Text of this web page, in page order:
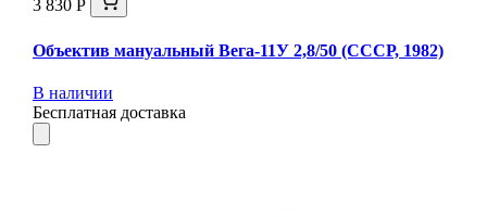
3 830 Р
Объектив мануальный Вега-11У 2,8/50 (СССР, 1982)
В наличии
Бесплатная доставка